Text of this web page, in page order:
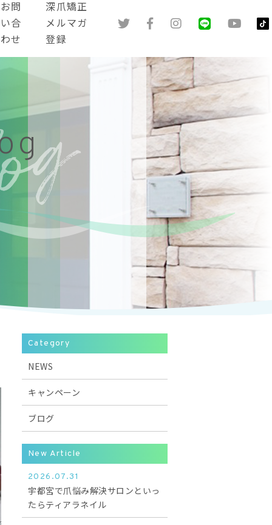
お問
い合
わせ
深爪矯正
メルマガ
登録
Category
NEWS
キャンペーン
ブログ
New Article
2026.07.31
宇都宮で爪悩み解決サロンといっ
たらティアラネイル